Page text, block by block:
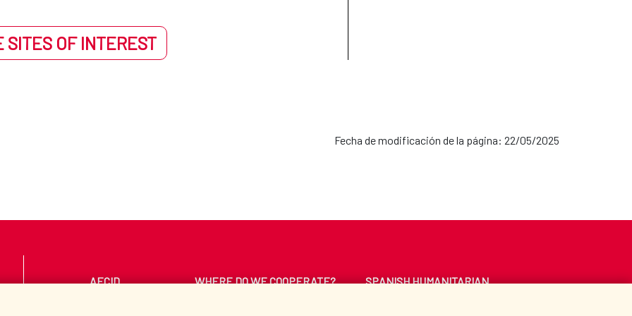
SITES OF INTEREST
Fecha de modificación de la página: 22/05/2025
AECID WHERE DO WE COOPERATE?
SPANISH HUMANITARIAN